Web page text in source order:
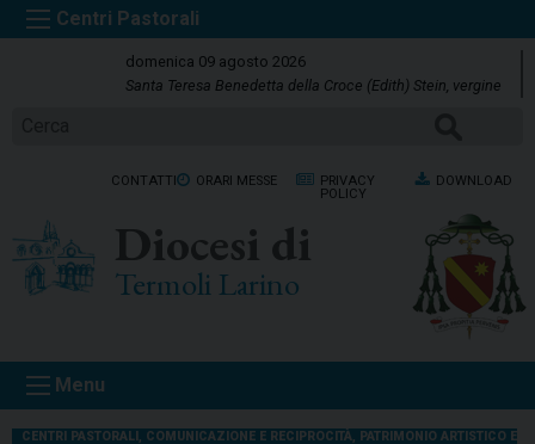
k
t
domenica 09 agosto 2026
Santa Teresa Benedetta della Croce (Edith) Stein, vergine
CONTATTI ORARI MESSE
PRIVACY
POLICY
DOWNLOAD
Diocesi di
Termoli Larino
Menu
CENTRI PASTORALI, COMUNICAZIONE E RECIPROCITÀ, PATRIMONIO ARTISTICO E